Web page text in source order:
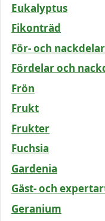
Eukalyptus
Fikonträd
För- och
Fördelar och
Frön
Frukt
Frukter
Fuchsia
Gardenia
Gäst- och
Geranium